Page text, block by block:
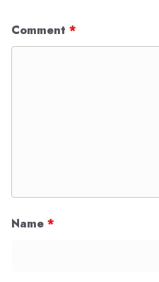
Comment *
Name *